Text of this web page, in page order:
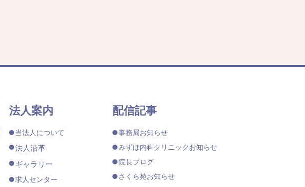
法人案内
当法人について
法人沿革
ギャラリー
求人センター
配信記事
事務局お知らせ
みずほ内科クリニックお知らせ
院長ブログ
さくら苑お知らせ